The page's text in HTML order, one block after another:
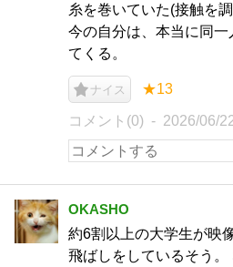
糸を巻いていた(接触を
今の自分は、本当に同一
てくる。
ナイス ★13
コメント(0) 2026/06/
OKASHO
約6割以上の大学生が映
飛ばしをしているそう